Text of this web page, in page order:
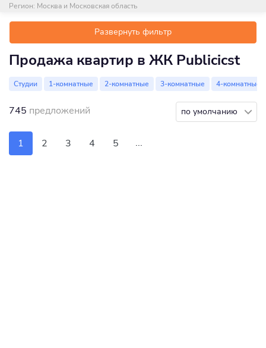
Регион: Москва и Московская область
Развернуть фильтр
Продажа квартир в ЖК Publicicst
Студии 1-комнатные 2-комнатные 3-комнатные 4-комнатные
745 предложений по умолчанию
1 2 3 4 5 ...